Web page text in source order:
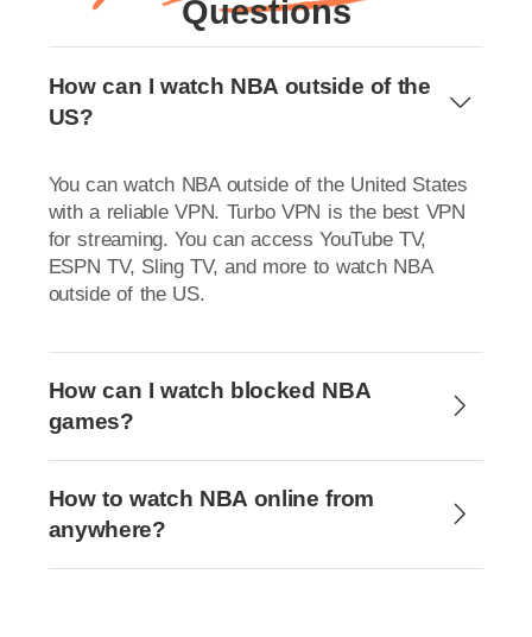
Questions
How can I watch NBA outside of the
US?
You can watch NBA outside of the United States
with a reliable VPN. Turbo VPN is the best VPN
for streaming. You can access YouTube TV,
ESPN TV, Sling TV, and more to watch NBA
outside of the US.
How can I watch blocked NBA
games?
How to watch NBA online from
anywhere?